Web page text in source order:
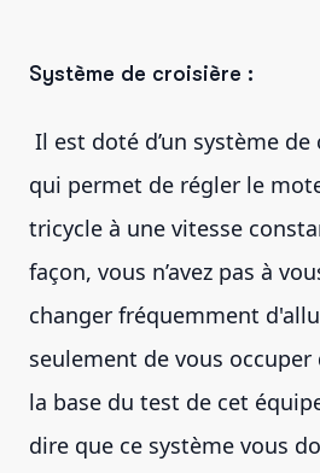
Système de croisière :
Il est doté d’un système
qui permet de régler le
tricycle à une vitesse
façon, vous n’avez pas à
changer fréquemment
seulement de vous
la base du test de cet
dire que ce système vous